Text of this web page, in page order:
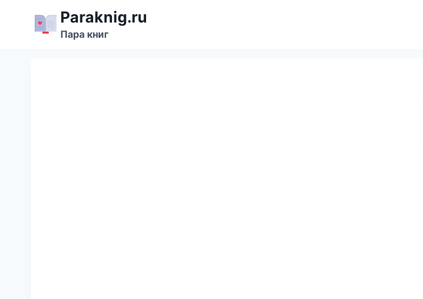
содержимому
Paraknig.ru
Пара книг